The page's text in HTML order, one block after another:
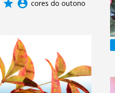
grade account_circle cores do outono